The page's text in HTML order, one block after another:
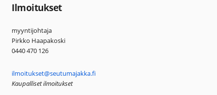
Ilmoitukset
myyntijohtaja
Pirkko Haapakoski
0440 470 126
ilmoitukset@seutumajakka.fi
Kaupalliset ilmoitukset